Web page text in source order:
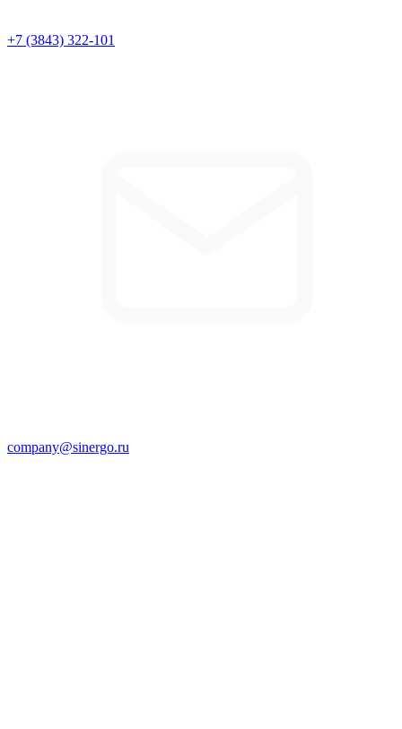
+7 (3843) 322-101
company@sinergo.ru